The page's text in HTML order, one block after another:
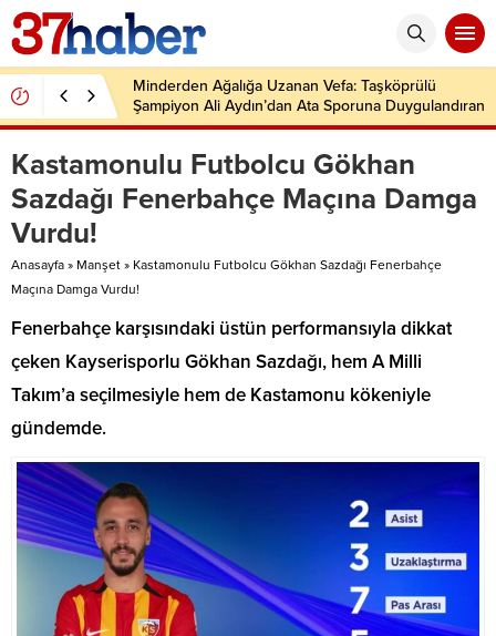
Minderden Ağalığa Uzanan Vefa: Taşköprülü
Şampiyon Ali Aydın’dan Ata Sporuna Duygulandıran
Dönüş
Kastamonulu Futbolcu Gökhan
Sazdağı Fenerbahçe Maçına Damga
Vurdu!
Anasayfa » Manşet » Kastamonulu Futbolcu Gökhan Sazdağı Fenerbahçe
Maçına Damga Vurdu!
Fenerbahçe karşısındaki üstün performansıyla dikkat
çeken Kayserisporlu Gökhan Sazdağı, hem A Milli
Takım’a seçilmesiyle hem de Kastamonu kökeniyle
gündemde.